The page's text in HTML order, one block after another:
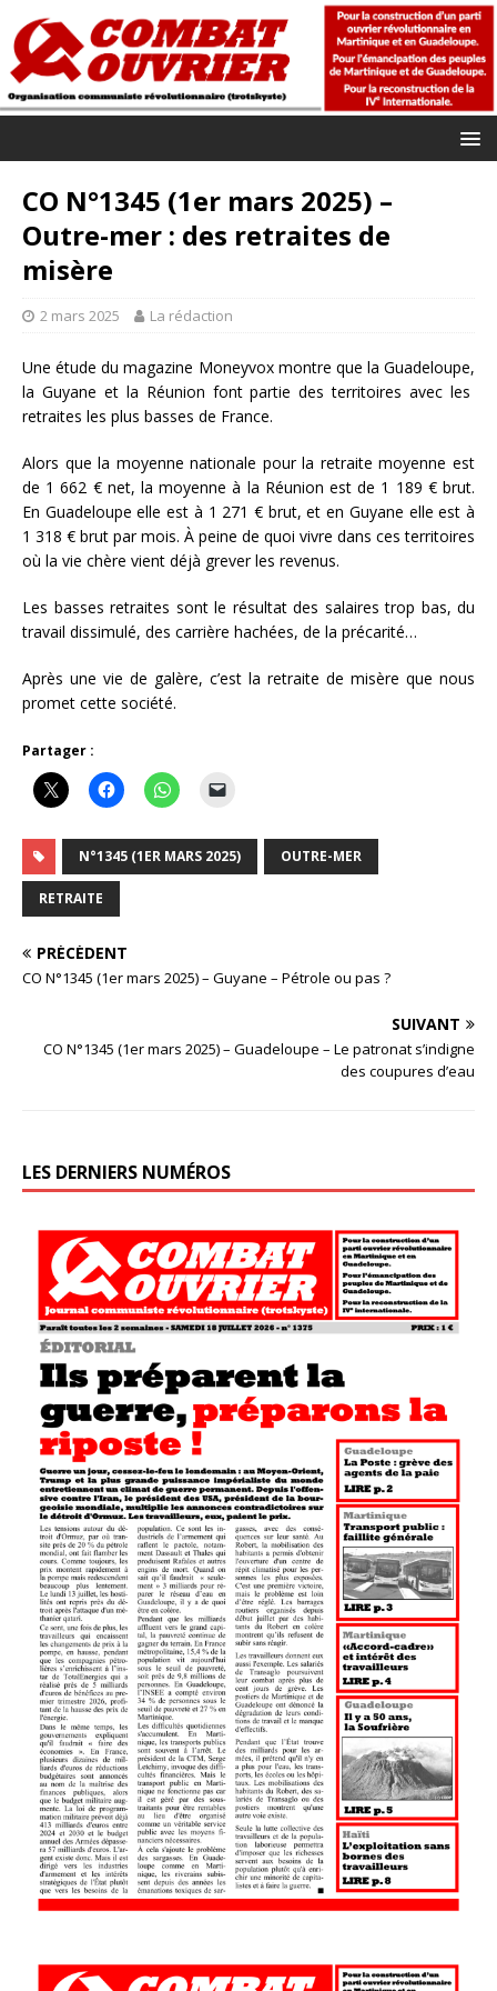
CO N°1345 (1er mars 2025) –
Outre-mer : des retraites de
misère
2 mars 2025 La rédaction
Une étude du magazine Moneyvox montre que la Guadeloupe,
la Guyane et la Réunion font partie des territoires avec les
retraites les plus basses de France.
Alors que la moyenne nationale pour la retraite moyenne est
de 1 662 € net, la moyenne à la Réunion est de 1 189 € brut.
En Guadeloupe elle est à 1 271 € brut, et en Guyane elle est à
1 318 € brut par mois. À peine de quoi vivre dans ces territoires
où la vie chère vient déjà grever les revenus.
Les basses retraites sont le résultat des salaires trop bas, du
travail dissimulé, des carrière hachées, de la précarité…
Après une vie de galère, c’est la retraite de misère que nous
promet cette société.
Partager :
N°1345 (1ER MARS 2025) OUTRE-MER
RETRAITE
PRÉCÉDENT
CO N°1345 (1er mars 2025) – Guyane – Pétrole ou pas ?
SUIVANT
CO N°1345 (1er mars 2025) – Guadeloupe – Le patronat s’indigne
des coupures d’eau
LES DERNIERS NUMÉROS